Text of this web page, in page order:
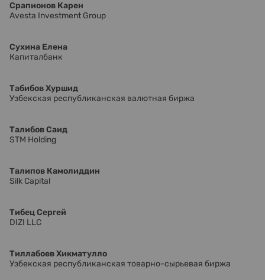
Срапионов Карен
Avesta Investment Group
Сухина Елена
Капиталбанк
Табибов Хуршид
Узбекская республиканская валютная биржа
Талибов Саид
STM Holding
Талипов Камолиддин
Silk Capital
Тибец Сергей
DIZI LLC
Тиллабоев Хикматулло
Узбекская республиканская товарно-сырьевая биржа